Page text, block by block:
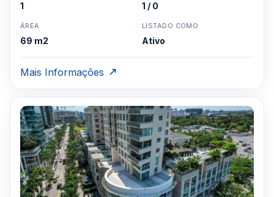
1 1 / 0
ÁREA
69 m2
LISTADO COMO
Ativo
Mais Informações